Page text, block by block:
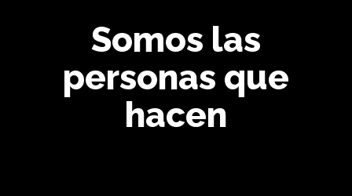
Somos las
personas que
hacen